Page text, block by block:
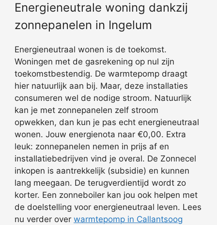
Energieneutrale woning dankzij
zonnepanelen in Ingelum
Energieneutraal wonen is de toekomst.
Woningen met de gasrekening op nul zijn
toekomstbestendig. De warmtepomp draagt
hier natuurlijk aan bij. Maar, deze installaties
consumeren wel de nodige stroom. Natuurlijk
kan je met zonnepanelen zelf stroom
opwekken, dan kun je pas echt energieneutraal
wonen. Jouw energienota naar €0,00. Extra
leuk: zonnepanelen nemen in prijs af en
installatiebedrijven vind je overal. De Zonnecel
inkopen is aantrekkelijk (subsidie) en kunnen
lang meegaan. De terugverdientijd wordt zo
korter. Een zonneboiler kan jou ook helpen met
de doelstelling voor energieneutraal leven. Lees
nu verder over warmtepomp in Callantsoog